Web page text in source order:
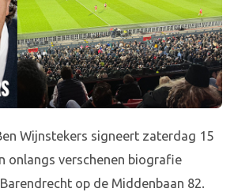
Wijnstekers signeert zaterdag 15
onlangs verschenen biografie
op de Middenbaan 82.